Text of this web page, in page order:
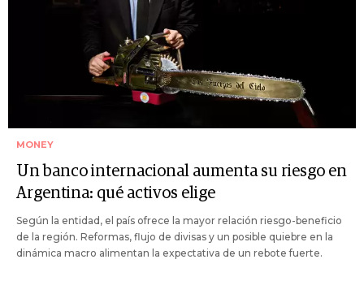
MONEY
Un banco internacional aumenta su riesgo en
Argentina: qué activos elige
Según la entidad, el país ofrece la mayor relación riesgo-beneficio
de la región. Reformas, flujo de divisas y un posible quiebre en la
dinámica macro alimentan la expectativa de un rebote fuerte.